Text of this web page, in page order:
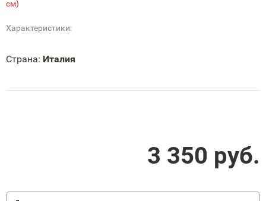
Характеристики:
Страна: Италия
3 350 руб.